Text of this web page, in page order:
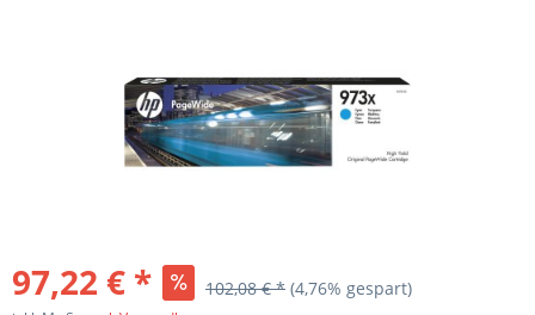
97,22 € * 102,08 € * (4,76% gespart)